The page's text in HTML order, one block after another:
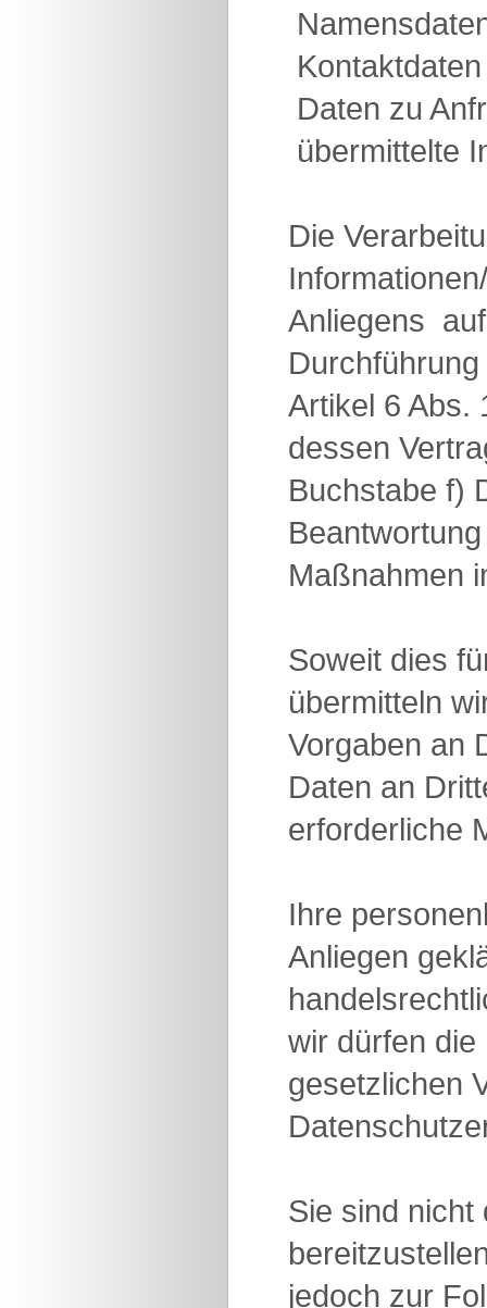

 Kontaktdaten
 Daten zu

Die
Anliegens 
Artikel 6 Abs.
dessen
Buchstabe f)
Maßnahmen
Soweit dies
übermitteln
Vorgaben an
Daten an
erforderliche
Ihre
Anliegen
wir dürfen
gesetzlichen
Sie sind nicht
jedoch zur